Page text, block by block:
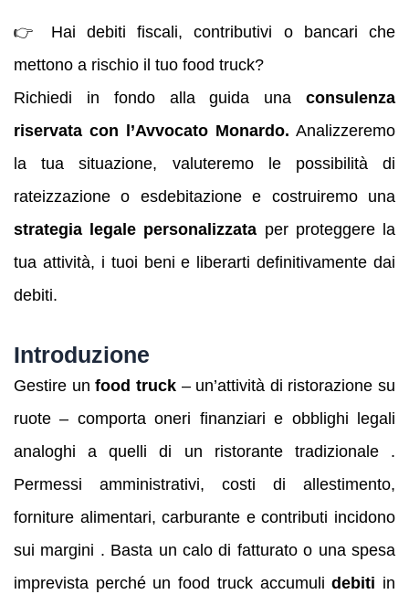
👉 Hai debiti fiscali, contributivi o bancari che
mettono a rischio il tuo food truck?
Richiedi in fondo alla guida una consulenza
riservata con l’Avvocato Monardo. Analizzeremo
la tua situazione, valuteremo le possibilità di
rateizzazione o esdebitazione e costruiremo una
strategia legale personalizzata per proteggere la
tua attività, i tuoi beni e liberarti definitivamente dai
debiti.
Introduzione
Gestire unfood truck– un’attività di ristorazione su
ruote – comporta oneri finanziari e obblighi legali
analoghi a quelli di un ristorante tradizionale .
Permessi amministrativi, costi di allestimento,
forniture alimentari, carburante e contributi incidono
sui margini . Basta un calo di fatturato o una spesa
imprevista perché un food truck accumulidebiti in